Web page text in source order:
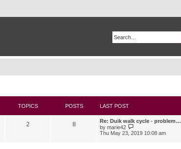
TOPICS POSTS LAST POST
2 8
Re: Duik walk cycle - problem…
by marie42
i
Thu May 23, 2019 10:08 am